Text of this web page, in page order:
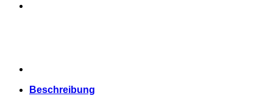
Beschreibung